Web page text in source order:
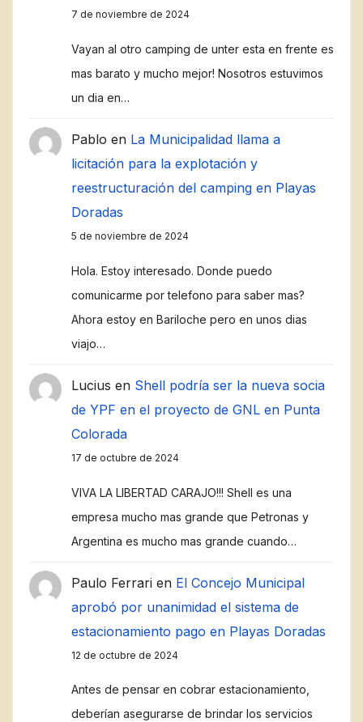
7 de noviembre de 2024
Vayan al otro camping de unter esta en frente es
mas barato y mucho mejor! Nosotros estuvimos
un dia en…
Pablo en La Municipalidad llama a
licitación para la explotación y
reestructuración del camping en Playas
Doradas
5 de noviembre de 2024
Hola. Estoy interesado. Donde puedo
comunicarme por telefono para saber mas?
Ahora estoy en Bariloche pero en unos dias
viajo…
Lucius en Shell podría ser la nueva socia
de YPF en el proyecto de GNL en Punta
Colorada
17 de octubre de 2024
VIVA LA LIBERTAD CARAJO!!! Shell es una
empresa mucho mas grande que Petronas y
Argentina es mucho mas grande cuando…
Paulo Ferrari en El Concejo Municipal
aprobó por unanimidad el sistema de
estacionamiento pago en Playas Doradas
12 de octubre de 2024
Antes de pensar en cobrar estacionamiento,
deberían asegurarse de brindar los servicios